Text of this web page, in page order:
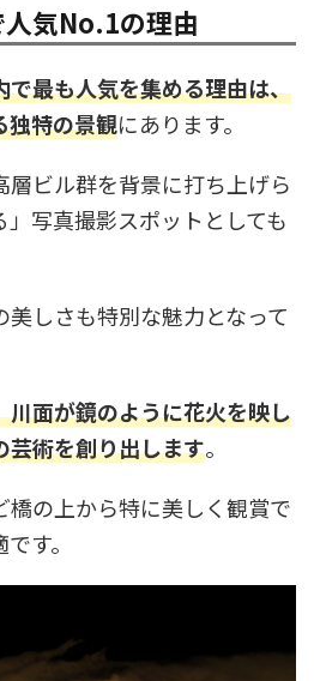
気No.1の理由
で最も人気を集める理由は、
独特の景観にあります。
層ビル群を背景に打ち上げら
写真撮影スポットとしても
しさも特別な魅力となって
川面が鏡のように花火を映し
芸術を創り出します。
橋の上から特に美しく観賞で
す。